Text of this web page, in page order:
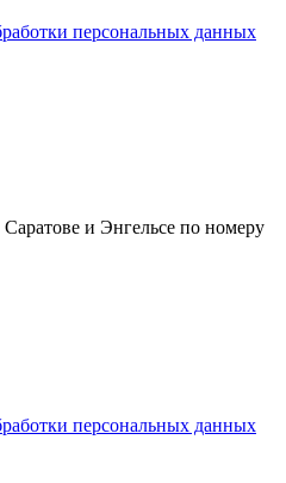
персональных данных
и Энгельсе по номеру
персональных данных